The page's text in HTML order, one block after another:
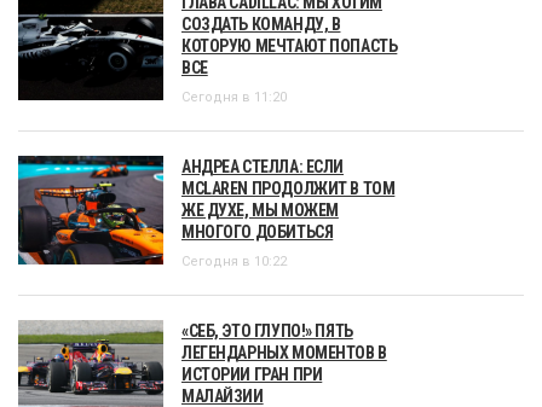
СОЗДАТЬ КОМАНДУ, В
КОТОРУЮ МЕЧТАЮТ ПОПАСТЬ
ВСЕ
Сегодня в 11:20
АНДРЕА СТЕЛЛА: ЕСЛИ
MCLAREN ПРОДОЛЖИТ В ТОМ
ЖЕ ДУХЕ, МЫ МОЖЕМ
МНОГОГО ДОБИТЬСЯ
Сегодня в 10:22
«СЕБ, ЭТО ГЛУПО!» ПЯТЬ
ЛЕГЕНДАРНЫХ МОМЕНТОВ В
ИСТОРИИ ГРАН ПРИ
МАЛАЙЗИИ